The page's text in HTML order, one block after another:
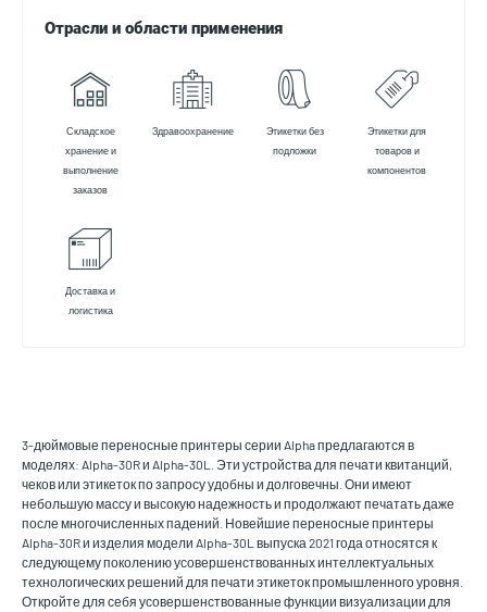
Отрасли и области применения
Складское
хранение и
выполнение
заказов
Здравоохранение
Этикетки без
подложки
Этикетки для
товаров и
компонентов
Доставка и
логистика
3-дюймовые переносные принтеры серии Alpha предлагаются в
моделях: Alpha-30R и Alpha-30L. Эти устройства для печати квитанций,
чеков или этикеток по запросу удобны и долговечны. Они имеют
небольшую массу и высокую надежность и продолжают печатать даже
после многочисленных падений. Новейшие переносные принтеры
Alpha-30R и изделия модели Alpha-30L выпуска 2021 года относятся к
следующему поколению усовершенствованных интеллектуальных
технологических решений для печати этикеток промышленного уровня.
Откройте для себя усовершенствованные функции визуализации для